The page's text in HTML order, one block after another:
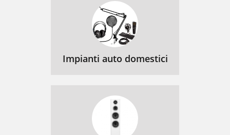
Impianti auto domestici